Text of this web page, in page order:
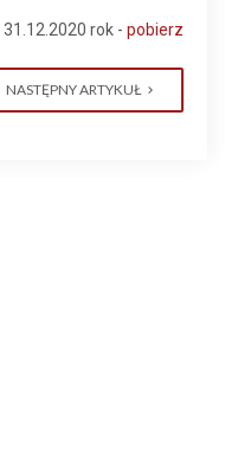
rok - pobierz
NASTĘPNY ARTYKUŁ